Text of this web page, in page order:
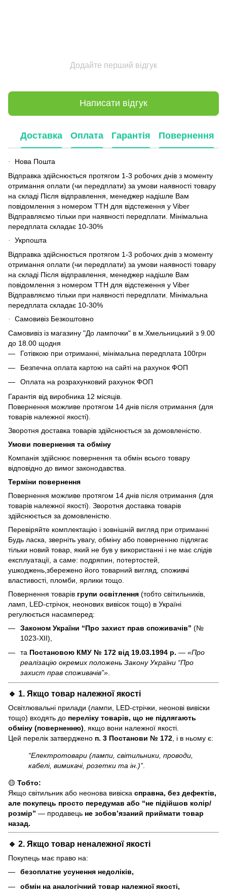
Додайте перший відгук
Написати відгук
Доставка Оплата Гарантія Повернення
·
Нова Пошта
Відправка здійснюється протягом 1-3 робочих днів з моменту
отримання оплати (чи передплати) за умови наявності товару
на складі Після відправлення, менеджер надішле Вам
повідомлення з номером ТТН для відстеження у Viber
Відправляємо тільки при наявності передплати. Мінімальна
передплата складає 10-30%
·
Укрпошта
Відправка здійснюється протягом 1-3 робочих днів з моменту
отримання оплати (чи передплати) за умови наявності товару
на складі Після відправлення, менеджер надішле Вам
повідомлення з номером ТТН для відстеження у Viber
Відправляємо тільки при наявності передплати. Мінімальна
передплата складає 10-30%
·
Самовивіз Безкоштовно
Самовивіз із магазину "До лампочки" в м.Хмельницький з 9.00
до 18.00 щодня
Готівкою при отриманні, мінімальна передплата 100грн
Безпечна оплата картою на сайті на рахунок ФОП
Оплата на розрахунковий рахунок ФОП
Гарантія від виробника 12 місяців.
Повернення можливе протягом 14 днів після отримання (для
товарів належної якості).
Зворотня доставка товарів здійснюється за домовленістю.
Умови повернення та обміну
Компанія здійснює повернення та обмін всього товару
відповідно до вимог законодавства.
Терміни повернення
Повернення можливе протягом 14 днів після отримання (для
товарів належної якості). Зворотня доставка товарів
здійснюється за домовленістю.
Перевіряйте комплектацію і зовнішній вигляд при отриманні
Будь ласка, зверніть увагу, обміну або поверненню підлягає
тільки новий товар, який не був у використанні і не має слідів
експлуатації, а саме: подряпин, потертостей,
ушкоджень,збережено його товарний вигляд, споживчі
властивості, пломби, ярлики тощо.
Повернення товарів групи освітлення (тобто світильників,
ламп, LED-стрічок, неонових вивісок тощо) в Україні
регулюється насамперед:
Законом України “Про захист прав споживачів” (№
1023-XII),
та Постановою КМУ № 172 від 19.03.1994 р. — «Про
реалізацію окремих положень Закону України “Про
захист прав споживачів”».
🔹 1. Якщо товар належної якості
Освітлювальні прилади (лампи, LED-стрічки, неонові вивіски
тощо) входять до переліку товарів, що не підлягають
обміну (поверненню), якщо вони належної якості.
Цей перелік затверджено п. 3 Постанови № 172, і в ньому є:
“Електротовари (лампи, світильники, проводи,
кабелі, вимикачі, розетки та ін.)”.
🟡 Тобто:
Якщо світильник або неонова вивіска справна, без дефектів,
але покупець просто передумав або “не підійшов колір/
розмір” — продавець не зобов’язаний приймати товар
назад.
🔹 2. Якщо товар неналежної якості
Покупець має право на:
безоплатне усунення недоліків,
обмін на аналогічний товар належної якості,